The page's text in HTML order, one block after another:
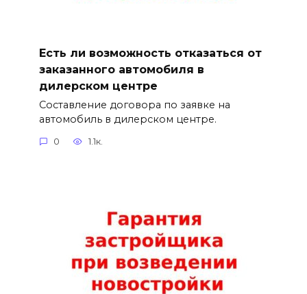
Есть ли возможность отказаться от
заказанного автомобиля в
дилерском центре
Составление договора по заявке на
автомобиль в дилерском центре.
0 1.1к.